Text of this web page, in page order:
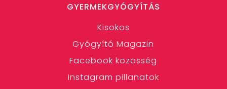
GYERMEKGYÓGYÍTÁS
Kisokos
Gyógyító Magazin
Facebook közösség
Instagram pillanatok